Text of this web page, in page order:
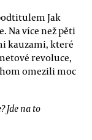
Jak
Na více než pěti
kauzami, které
revoluce,
omezili moc
Jde na to